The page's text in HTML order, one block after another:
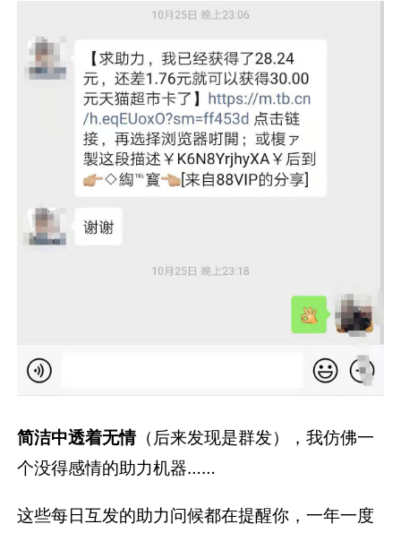
简洁中透着无情（后来发现是群发），我仿佛一
个没得感情的助力机器……
这些每日互发的助力问候都在提醒你，一年一度